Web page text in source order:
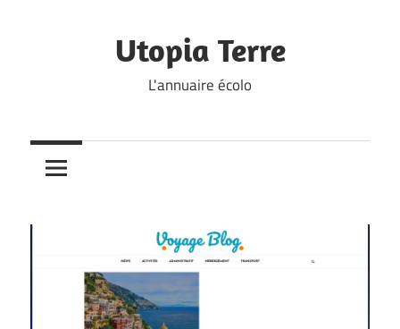
Utopia Terre
L'annuaire écolo